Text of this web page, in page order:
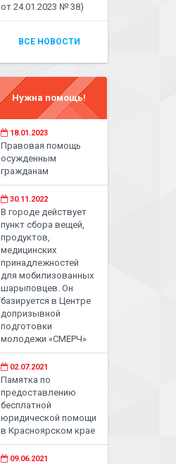
от 24.01.2023 № 38)
ВСЕ НОВОСТИ
Нужна помощь!
18.01.2023
Правовая помощь
осужденным
гражданам
30.11.2022
В городе действует
пункт сбора вещей,
продуктов,
медицинских
принадлежностей
для мобилизованных
шарыповцев. Он
базируется в Центре
допризывной
подготовки
молодежи «СМЕРЧ»
02.07.2021
Памятка по
предоставлению
бесплатной
юридической помощи
в Красноярском крае
09.06.2021